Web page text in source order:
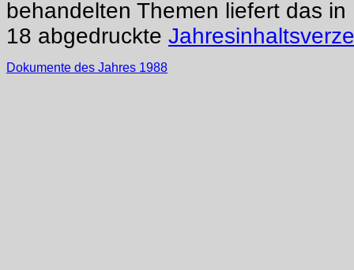
behandelten Themen liefert das
18 abgedruckte
Dokumente des Jahres 1988